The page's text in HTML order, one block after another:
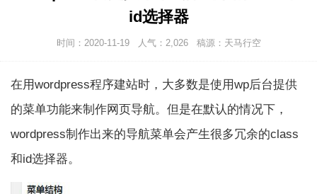
id选择器
时间：2020-11-19 人气： 2,026 稿源：天马行空
在用wordpress程序建站时，大多数是使用wp后台提供
的菜单功能来制作网页导航。但是在默认的情况下，
wordpress制作出来的导航菜单会产生很多冗余的class
和id选择器。